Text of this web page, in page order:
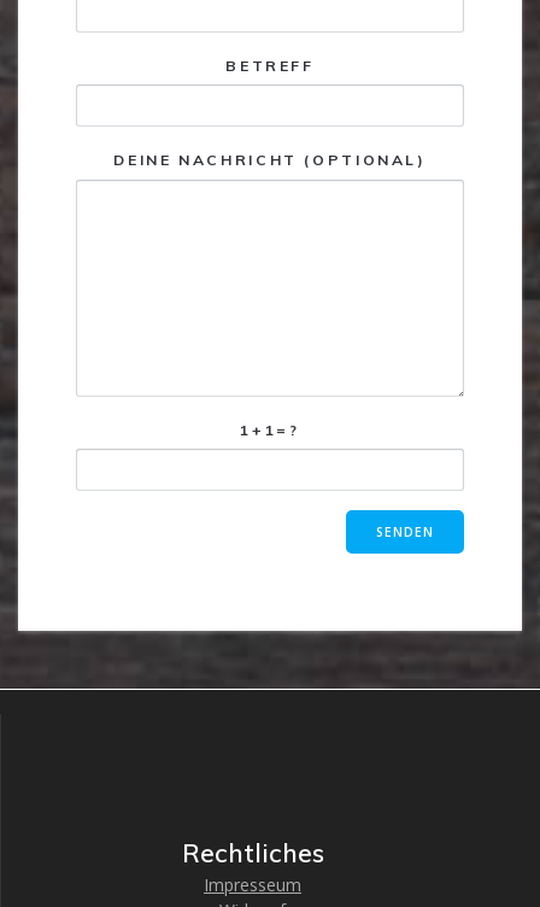
BETREFF
DEINE NACHRICHT (OPTIONAL)
1+1=?
Rechtliches
Impresseum